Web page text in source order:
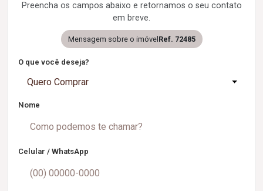
Preencha os campos abaixo e retornamos o seu contato
em breve.
Mensagem sobre o imóvel Ref. 72485
O que você deseja?
Quero Comprar
Nome
Celular / WhatsApp